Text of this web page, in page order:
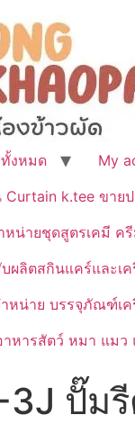
งหมด My
Curtain k.tee ขา
ายชุดสูตรเคมี ครีม
ผลิตสกินแคร์และเค
ำหน่าย บรรจุภัณฑ์เ
หารสัตว์ หมา แม
3J ปั๊ม